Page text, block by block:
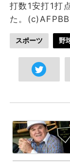
打数1安打1打
た。
スポーツ 野